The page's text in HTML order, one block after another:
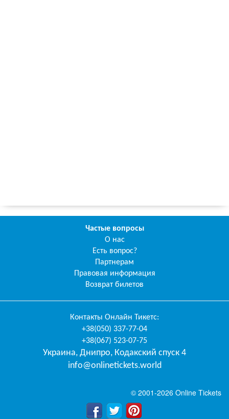
Частые вопросы
О нас
Есть вопрос?
Партнерам
Правовая информация
Возврат билетов
Контакты Онлайн Тикетс:
+38(050) 337-77-04
+38(067) 523-07-75
Украина, Днипро, Кодакский спуск 4
info@onlinetickets.world
© 2001-2026 Online Tickets